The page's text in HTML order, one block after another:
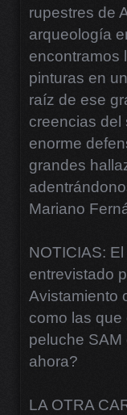
rupestres de
arqueología
encontramos
pinturas en
raíz de ese
creencias del
enorme
grandes
Mariano
NOTICIAS:
entrevistado
Avistamiento
como las
peluche
ahora?
LA OTRA